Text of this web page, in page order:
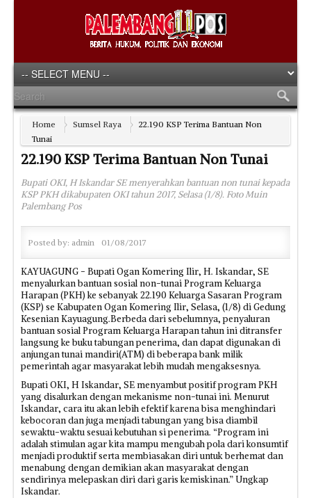
Home Sumsel Raya
22.190 KSP Terima Bantuan Non
Tunai
22.190 KSP Terima Bantuan Non Tunai
Bupati OKI, H Iskandar SE menyerahkan bantuan non tunai kepada
KSP PKH dikabupaten OKI tahun 2017, Selasa (1/8). Foto Muin
Palembang Pos
Posted by: admin 01/08/2017
KAYUAGUNG - Bupati Ogan Komering Ilir, H. Iskandar, SE
menyalurkan bantuan sosial non-tunai Program Keluarga
Harapan (PKH) ke sebanyak 22.190 Keluarga Sasaran Program
(KSP) se Kabupaten Ogan Komering Ilir, Selasa, (1/8) di Gedung
Kesenian Kayuagung.Berbeda dari sebelumnya, penyaluran
bantuan sosial Program Keluarga Harapan tahun ini ditransfer
langsung ke buku tabungan penerima, dan dapat digunakan di
anjungan tunai mandiri(ATM) di beberapa bank milik
pemerintah agar masyarakat lebih mudah mengaksesnya.
Bupati OKI, H Iskandar, SE menyambut positif program PKH
yang disalurkan dengan mekanisme non-tunai ini. Menurut
Iskandar, cara itu akan lebih efektif karena bisa menghindari
kebocoran dan juga menjadi tabungan yang bisa diambil
sewaktu-waktu sesuai kebutuhan si penerima. “Program ini
adalah stimulan agar kita mampu mengubah pola dari konsumtif
menjadi produktif serta membiasakan diri untuk berhemat dan
menabung dengan demikian akan masyarakat dengan
sendirinya melepaskan diri dari garis kemiskinan.” Ungkap
Iskandar.